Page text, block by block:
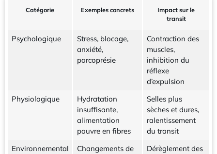
Catégorie Exemples concrets
Impact sur le
transit
Psychologique
Stress, blocage,
anxiété,
parcoprésie
Contraction des
muscles,
inhibition du
réflexe
d’expulsion
Physiologique
Hydratation
insuffisante,
alimentation
pauvre en fibres
Selles plus
sèches et dures,
ralentissement
du transit
Environnemental
Changements de
Dérèglement des